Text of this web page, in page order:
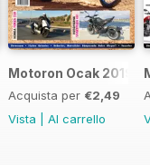
Motoron Ocak 2019
Acquista per €2,49
Vista
Al carrello